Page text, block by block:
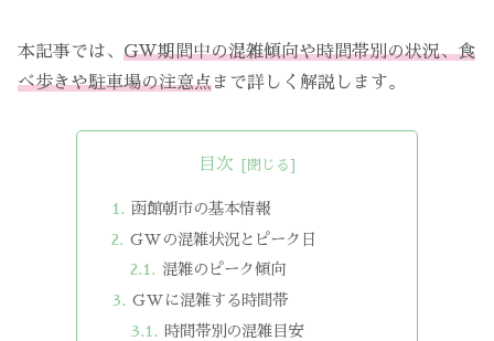
本記事では、 GW期間中の混雑傾向や時間帯別の状況、食
べ歩きや駐車場の注意点まで詳しく解説します。
目次
函館朝市の基本情報
GWの混雑状況とピーク日
混雑のピーク傾向
GWに混雑する時間帯
時間帯別の混雑目安